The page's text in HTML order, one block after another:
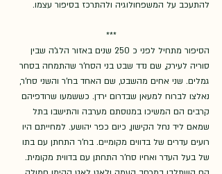
להתעכב על המשפחולוגיה ולהתרכז בסיפור עצמו.
***
הסיפור מתחיל לפני כ 250 שנים באזור הלג'ה שבין
סוריה לעירק, שם נדד שבט בני הסח'ר שהתמחה בסחר
גמלים. שני אחים מהשבט, שם האחד בח'ר והשני סח'ר,
נאלצו לברוח למעאן שבדרום ירדן. כששמעו שרודפיהם
קרבים הם המשיכו במנוסתם מערבה והתישבו בתל
שמאם ליד נחל הקישון, כיום כפר יהושע. למחייתם היו
רועים עדרים של בדווים מקומיים. בח'ר התחתן עם בתו
של בעל העדר ואחיו סח'ר התחתן עם בדווית מקומית.